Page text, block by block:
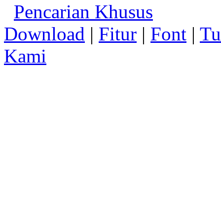
Pencarian Khusus
Download | Fitur | Font |
Kami